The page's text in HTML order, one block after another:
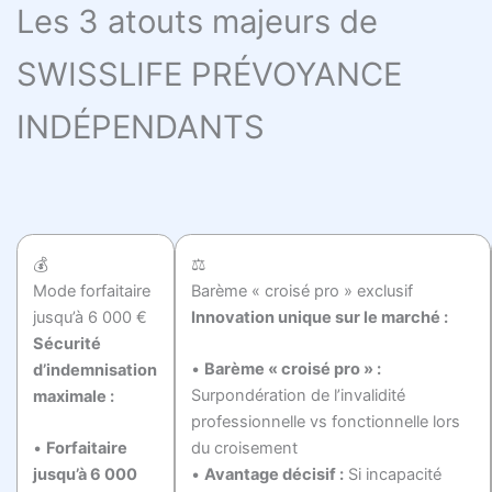
Les 3 atouts majeurs de
SWISSLIFE PRÉVOYANCE
INDÉPENDANTS
💰
Mode forfaitaire
jusqu’à 6 000 €
Sécurité
d’indemnisation
maximale :
• Forfaitaire
jusqu’à 6 000
⚖️
Barème « croisé pro » exclusif
Innovation unique sur le marché :
• Barème « croisé pro » :
Surpondération de l’invalidité
professionnelle vs fonctionnelle lors
du croisement
•Avantage décisif : Si incapacité